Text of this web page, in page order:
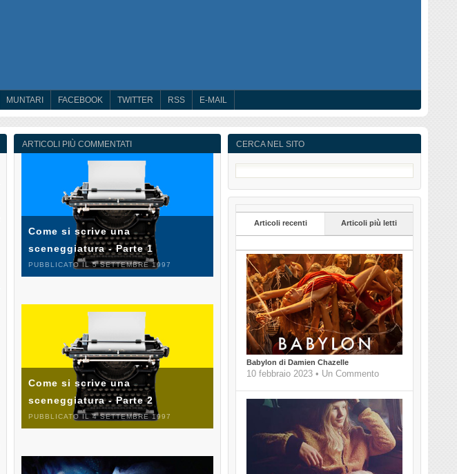
MUNTARI FACEBOOK TWITTER RSS E-MAIL
CERCA NEL SITO
Articoli recenti Articoli più letti
Babylon di Damien Chazelle
10 febbraio 2023 • Un Commento
ARTICOLI PIÙ COMMENTATI
Come si scrive una
sceneggiatura - Parte 1
PUBBLICATO IL 5 SETTEMBRE 1997
Come si scrive una
sceneggiatura - Parte 2
PUBBLICATO IL 4 SETTEMBRE 1997